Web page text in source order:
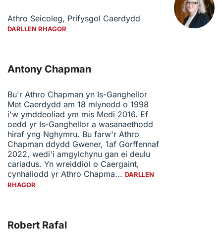
Athro Seicoleg, Prifysgol Caerdydd
DARLLEN RHAGOR
Antony Chapman
Bu'r Athro Chapman yn Is-Ganghellor
Met Caerdydd am 18 mlynedd o 1998
i'w ymddeoliad ym mis Medi 2016. Ef
oedd yr Is-Ganghellor a wasanaethodd
hiraf yng Nghymru. Bu farw'r Athro
Chapman ddydd Gwener, 1af Gorffennaf
2022, wedi'i amgylchynu gan ei deulu
cariadus. Yn wreiddiol o Caergaint,
cynhaliodd yr Athro Chapma... DARLLEN
RHAGOR
Robert Rafal